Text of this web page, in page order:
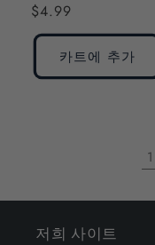
정
가
$4.99
카트에 추가
1
저희 사이트